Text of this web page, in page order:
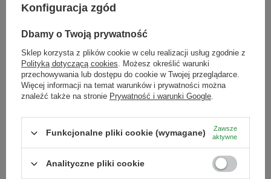
że matero dłużej utrzymuje temperaturę naparu.
wygoda picia i ochrona przed rozsypaniem yerby.
✅ Nowoczesny, minimalistyczny design– świetnie
prezentuje się w każdej przestrzeni.
✅Idealne matero do yerba mate, herbaty i innych
PROMOCJA
Termometr analogowy
11,13 zł szt.
Najniższa cena z 30 dni przed obniżką:15,90 zł -30%
Ilość produktów
Konfiguracja zgód
Dbamy o Twoją prywatność
Sklep korzysta z plików cookie w celu realizacji usług zgodnie z
Polityką dotyczącą cookies. Możesz określić warunki
przechowywania lub dostępu do cookie w Twojej przeglądarce.
Więcej informacji na temat warunków i prywatności można
znaleźć także na stronie Prywatność i warunki Google.
Funkcjonalne pliki cookie (wymagane)
Zawsze
aktywne
Analityczne pliki cookie